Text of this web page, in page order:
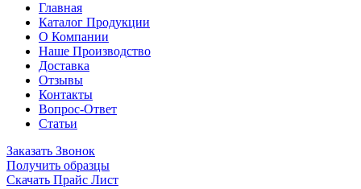
Главная
Каталог Продукции
О Компании
Наше Производство
Доставка
Отзывы
Контакты
Вопрос-Ответ
Статьи
Заказать Звонок
Получить образцы
Скачать Прайс Лист